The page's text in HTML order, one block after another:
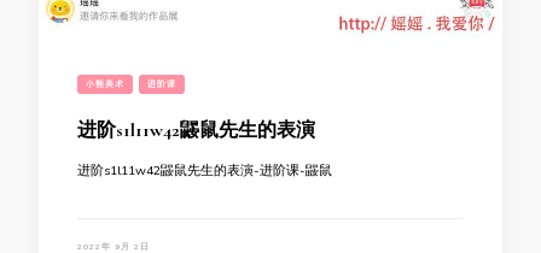
小熊美术 进阶课
进阶s1l11w42鼹鼠先生的表演
进阶s1l11w42鼹鼠先生的表演-进阶课-鼹鼠
2022年 9月 2日